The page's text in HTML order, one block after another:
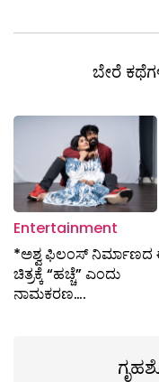
ಬೇರೆ
Entertainment
*ಅಶ್ವ ಫಿಲಂಸ್ ನಿರ್ಮಾಣದ
ಚಿತ್ರಕ್ಕೆ “ಹಚ್ಚೆ” ಎಂದು
ನಾಮಕರಣ….